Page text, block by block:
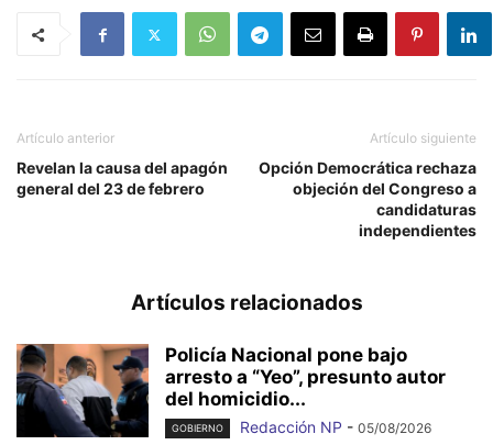
Artículo anterior
Revelan la causa del apagón
general del 23 de febrero
Artículo siguiente
Opción Democrática rechaza
objeción del Congreso a
candidaturas
independientes
Artículos relacionados
Policía Nacional pone bajo
arresto a “Yeo”, presunto autor
del homicidio...
GOBIERNO Redacción NP - 05/08/2026